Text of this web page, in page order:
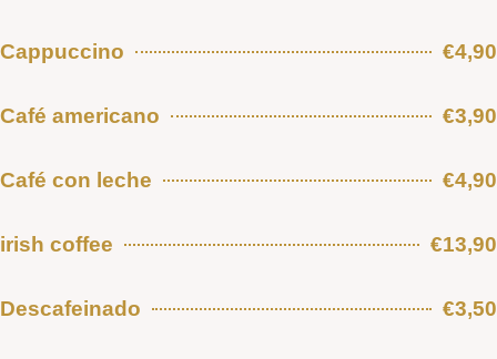
Cappuccino €4,90
Café americano €3,90
Café con leche €4,90
irish coffee €13,90
Descafeinado €3,50